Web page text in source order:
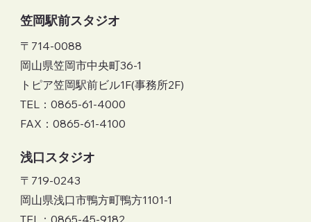
笠岡駅前スタジオ
〒714-0088
岡山県笠岡市中央町36-1
トピア笠岡駅前ビル1F(事務所2F)
TEL：0865-61-4000
FAX：0865-61-4100
​浅口スタジオ
〒719-0243
岡山県浅口市鴨方町鴨方1101-1
TEL：0865-45-9182